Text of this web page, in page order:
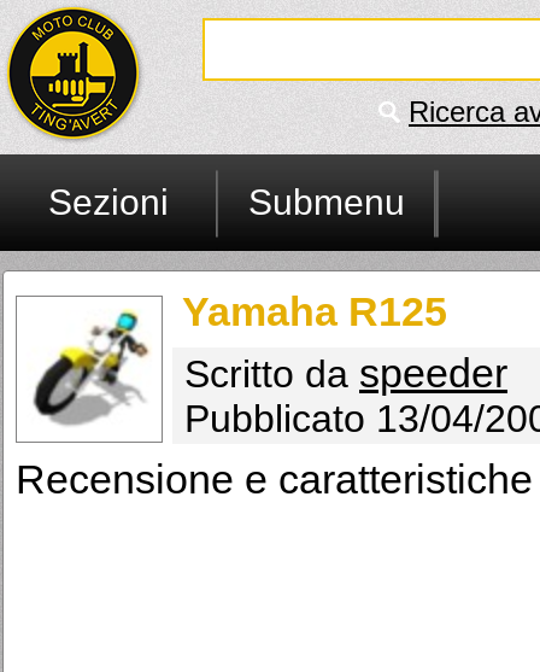
Ricerca
Sezioni Submenu
Yamaha R125
Scritto da speeder
Pubblicato 13/04/
Recensione e